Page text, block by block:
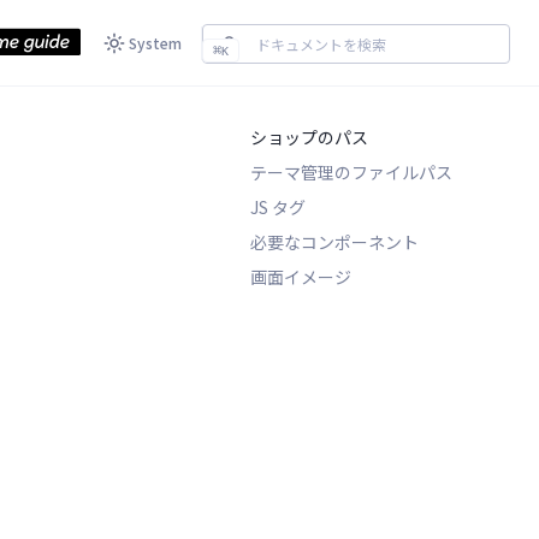
System ⌘K
ショップのパス
テーマ管理のファイルパス
JS タグ
必要なコンポーネント
画面イメージ